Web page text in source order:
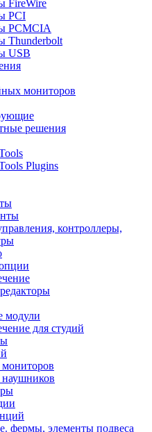
FireWire
PCI
PCMCIA
Thunderbolt
USB
мониторов
решения
Plugins
контроллеры,
модули
для студий
наушников
фермы, элементы подвеса